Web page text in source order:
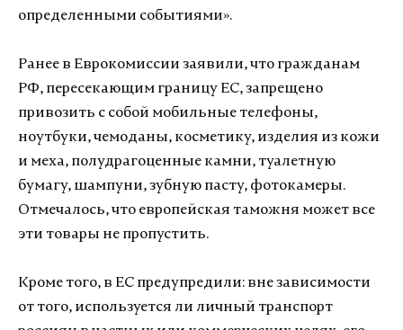
определенными событиями».
Ранее в Еврокомиссии заявили, что гражданам
РФ, пересекающим границу ЕС, запрещено
привозить с собой мобильные телефоны,
ноутбуки, чемоданы, косметику, изделия из кожи
и меха, полудрагоценные камни, туалетную
бумагу, шампуни, зубную пасту, фотокамеры.
Отмечалось, что европейская таможня может все
эти товары не пропустить.
Кроме того, в ЕС предупредили: вне зависимости
от того, используется ли личный транспорт